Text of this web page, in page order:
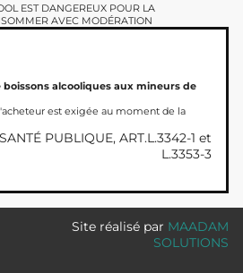
EST DANGEREUX POUR LA
AVEC MODÉRATION
alcooliques aux mineurs de
est exigée au moment de la
PUBLIQUE, ART.L.3342-1 et
L.3353-3
Site réalisé par MAADAM
SOLUTIONS